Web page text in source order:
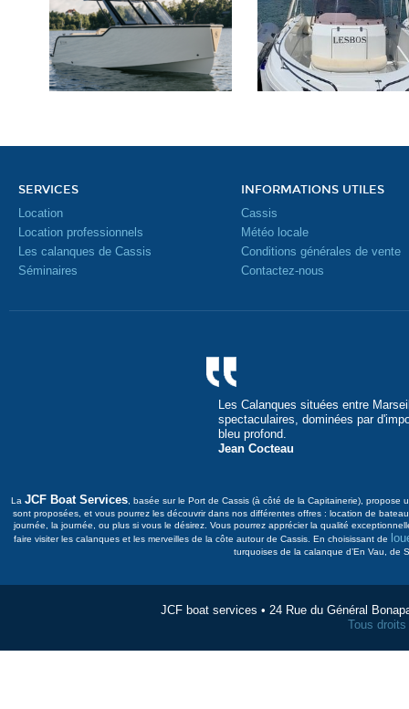
SERVICES
Location
Location professionnels
Les calanques de Cassis
Séminaires
INFORMATIONS UTILES
Cassis
Météo locale
Conditions générales de vente
Contactez-nous
Les Calanques situées entre
spectaculaires, dominées par
bleu profond.
Jean Cocteau
La JCF Boat Services , basée sur le Port de Cassis (à côté de la Capitainerie),
sont proposées, et vous pourrez les découvrir dans nos différentes offres : location de
journée, la journée, ou plus si vous le désirez. Vous pourrez apprécier la qualité
faire visiter les calanques et les merveilles de la côte autour de Cassis. En choisissant de
turquoises de la calanque d’En Vau, de
JCF boat services • 24 Rue du Général
Tous